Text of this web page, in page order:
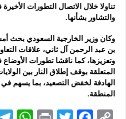
تناولا خلال الاتصال التطورات
والتشاور بشأنها.‏
وكان وزير الخارجية السعودي بحث
بن عبد الرحمن آل ثاني، ‏علاقات
وتعزيزها، كما ناقشا تطورات
المتعلقة بوقف إطلاق ‏النار بين
الهادفة لخفض التصعيد، ‏بما يسهم في
المنطقة‎.‎